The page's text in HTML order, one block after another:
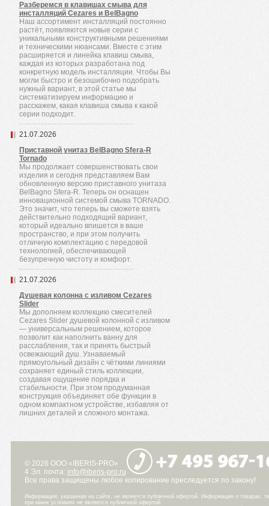
Разберемся в клавишах смыва для
инсталляций Cezares и BelBagno
Наш ассортимент инсталляций постоянно
растёт, появляются новые серии с
уникальными конструктивными решениями
и техническими нюансами. Вместе с этим
расширяется и линейка клавиш смыва,
каждая из которых разработана под
конкретную модель инсталляции. Чтобы Вы
могли быстро и безошибочно подобрать
нужный вариант, в этой статье мы
систематизируем информацию и
расскажем, какая клавиша смыва к какой
серии подходит.
21.07.2026
Приставной унитаз BelBagno Sfera-R
Tornado
Мы продолжает совершенствовать свои
изделия и сегодня представляем Вам
обновленную версию приставного унитаза
BelBagno Sfera-R. Теперь он оснащен
инновационной системой смыва TORNADO.
Это значит, что теперь вы сможете взять
действительно подходящий вариант,
который идеально впишется в ваше
пространство, и при этом получить
отличную комплектацию с передовой
технологией, обеспечивающей
безупречную чистоту и комфорт.
21.07.2026
Душевая колонна с изливом Cezares
Slider
Мы дополняем коллекцию смесителей
Cezares Slider душевой колонной с изливом
— универсальным решением, которое
позволит как наполнить ванну для
расслабления, так и принять быстрый
освежающий душ. Узнаваемый
прямоугольный дизайн с чёткими линиями
сохраняет единый стиль коллекции,
создавая ощущение порядка и
стабильности. При этом продуманная
конструкция объединяет обе функции в
одном компактном устройстве, избавляя от
лишних деталей и сложного монтажа.
© 2026 ООО «IBERIS-PRO»
4 Эл. почта: info@iberis-pro.ru
Все права защищены любое копирование преследуется по закону!
Информация, указанная на сайте, не является публичной офертой. Информация о товарах,
при каких условиях не является публичной офертой.